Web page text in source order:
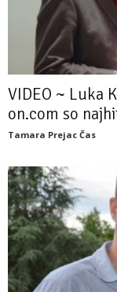
VIDEO ~ Luka
on.com so
Tamara Prejac Čas